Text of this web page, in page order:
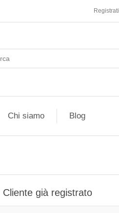
Registrati
Chi siamo Blog
Cliente già registrato